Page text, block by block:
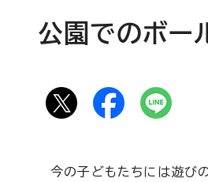
公園でのボー
今の子どもたちには遊び